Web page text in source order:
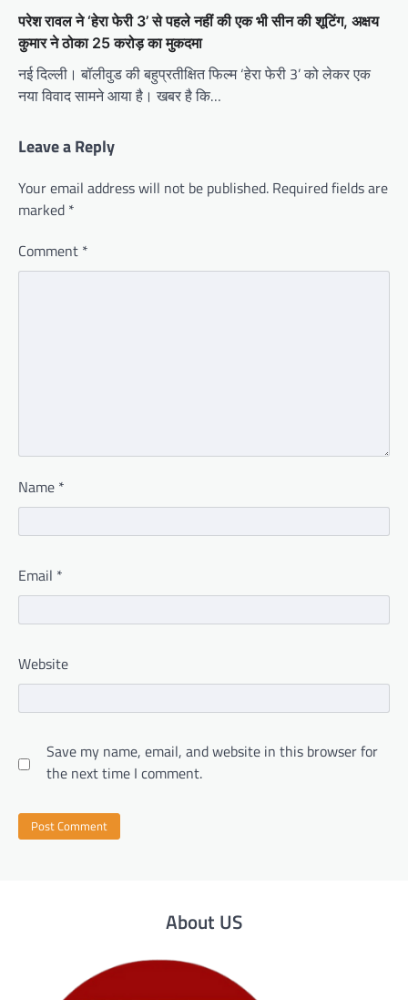
परेश रावल ने ‘हेरा फेरी 3’ से पहले नहीं की एक भी सीन की शूटिंग, अक्षय
कुमार ने ठोका 25 करोड़ का मुकदमा
नई दिल्ली। बॉलीवुड की बहुप्रतीक्षित फिल्म ‘हेरा फेरी 3’ को लेकर एक
नया विवाद सामने आया है। खबर है कि…
Leave a Reply
Your email address will not be published. Required fields are
marked *
Comment *
Name *
Email *
Website
Save my name, email, and website in this browser for
the next time I comment.
About US